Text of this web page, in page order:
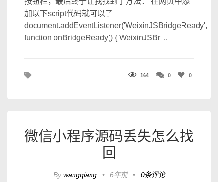
加以下script代码就可以了
document.addEventListener('WeixinJSBridgeReady',
function onBridgeReady() { WeixinJSBr ...
164 0 0
微信小程序源码丢失怎么找
回
Bywangqiang • 6年前 • 0条评论